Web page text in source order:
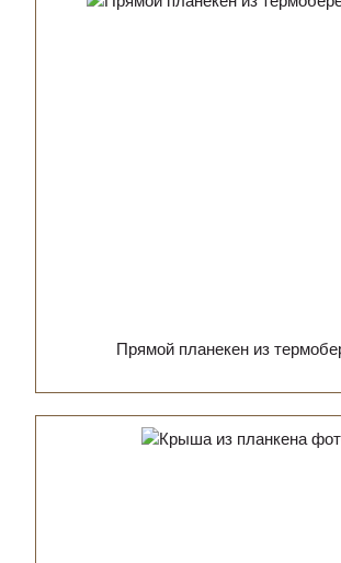
Прямой планекен из